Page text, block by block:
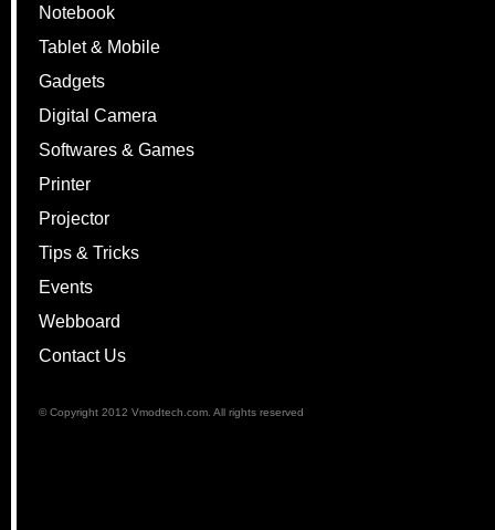
Notebook
Tablet & Mobile
Gadgets
Digital Camera
Softwares & Games
Printer
Projector
Tips & Tricks
Events
Webboard
Contact Us
© Copyright 2012 Vmodtech.com. All rights reserved